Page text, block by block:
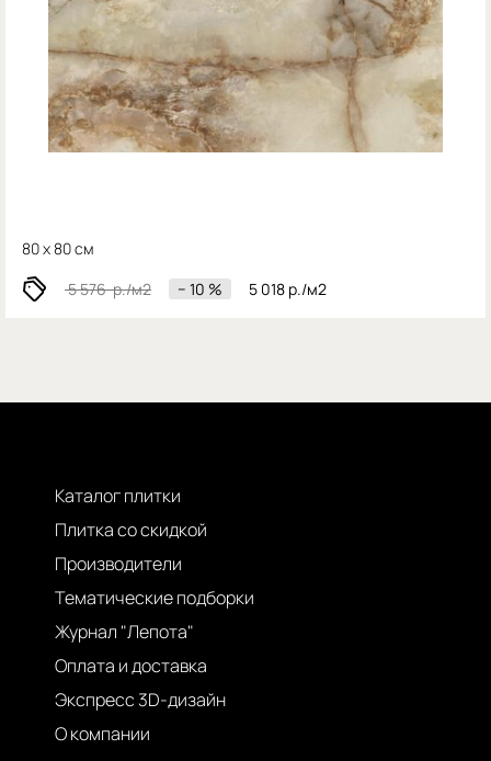
80 x 80 см
5 576р./м2 − 10 % 5 018 р./м2
Каталог плитки
Плитка со скидкой
Производители
Тематические подборки
Журнал "Лепота"
Оплата и доставка
Экспресс 3D-дизайн
О компании